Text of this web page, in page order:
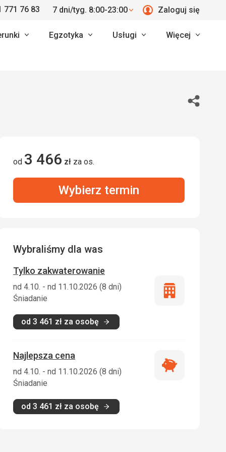
771 76 83 7 dni/tyg. 8:00-23:00 Zaloguj się
Egzotyka Usługi Więcej
od 3 466 zł za os.
Wybierz termin
Wybraliśmy dla was
Tylko zakwaterowanie
nd 4.10. - nd 11.10.2026 (8 dni)
Śniadanie
od 3 461 zł za osobę
Tylko
Najlepsza cena
nd 4.10. - nd 11.10.2026 (8 dni)
Śniadanie
od 3 461 zł za osobę
Najlepsza